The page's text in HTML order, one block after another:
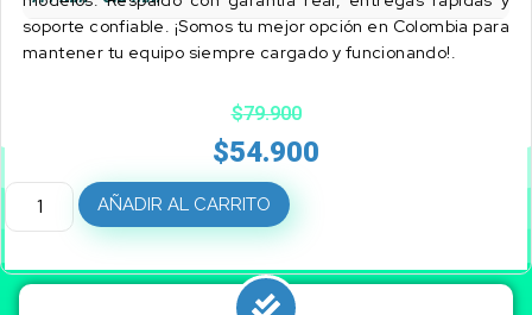
soporte confiable. ¡Somos tu mejor opción en Colombia para
mantener tu equipo siempre cargado y funcionando!.
$79.900
$54.900
AÑADIR AL CARRITO